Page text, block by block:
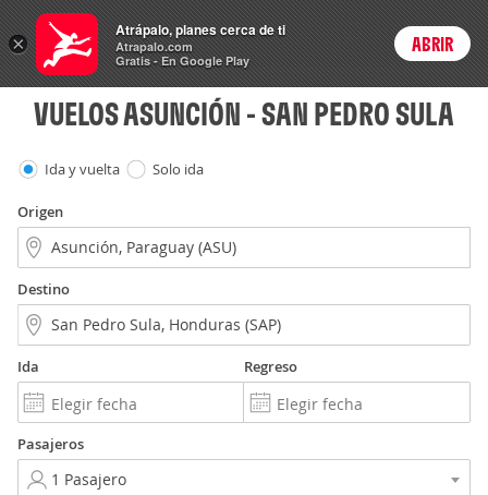
Vuelos Login
VUELOS ASUNCIÓN - SAN PEDRO SULA
Ida y vuelta Solo ida
Origen
Destino
Ida Regreso
Pasajeros
×
Atrápalo, planes cerca de ti
Atrapalo.com
Gratis - En Google Play
ABRIR